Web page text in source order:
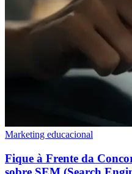
Marketing educacional
Fique à Frente da